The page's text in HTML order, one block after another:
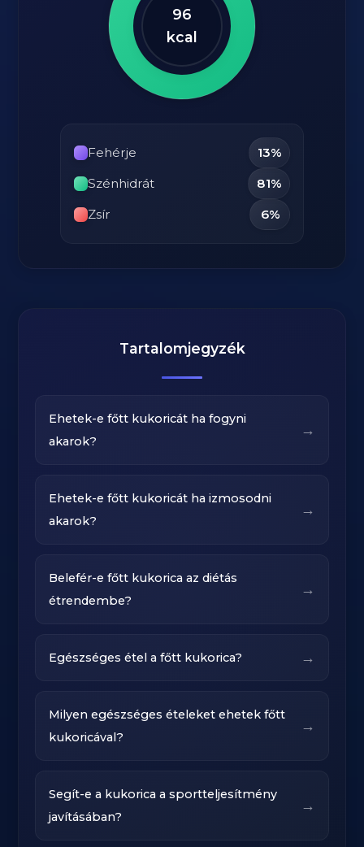
96
kcal
Fehérje
13%
Szénhidrát
81%
Zsír
6%
Tartalomjegyzék
Ehetek-e főtt kukoricát ha fogyni
akarok?
→
Ehetek-e főtt kukoricát ha izmosodni
akarok?
→
Belefér-e főtt kukorica az diétás
étrendembe?
→
Egészséges étel a főtt kukorica? →
Milyen egészséges ételeket ehetek főtt
kukoricával?
→
Segít-e a kukorica a sportteljesítmény
javításában?
→